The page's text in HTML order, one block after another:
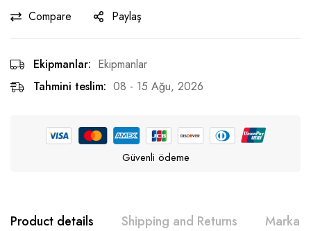
Compare Paylaş
Ekipmanlar: Ekipmanlar
Tahmini teslim: 08 - 15 Ağu, 2026
Güvenli ödeme
Product details Shipping and Returns Marka